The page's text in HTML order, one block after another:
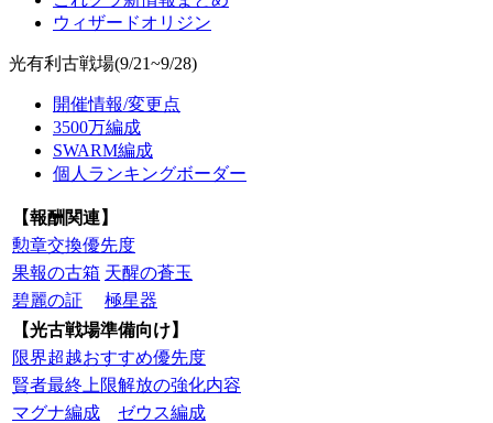
ウィザードオリジン
光有利古戦場(9/21~9/28)
開催情報/変更点
3500万編成
SWARM編成
個人ランキングボーダー
【報酬関連】
勲章交換優先度
果報の古箱 天醒の蒼玉
碧麗の証
極星器
【光古戦場準備向け】
限界超越おすすめ優先度
賢者最終上限解放の強化内容
マグナ編成
ゼウス編成